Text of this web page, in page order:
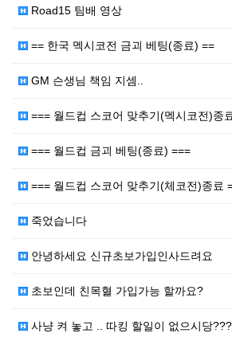
Road15 팀배 영상
== 한국 멕시코전 금괴 베팅(종료) ==
GM 슨생님 책임 지셈..
=== 월드컵 스코어 맞추기(멕시코전)종
=== 월드컵 금괴 베팅(종료) ===
=== 월드컵 스코어 맞추기(체코전)종료
죽었습니다
안녕하세요 신규초보가입인사드려요
초보인데 친목혈 가입가능 할까요?
사냥 켜 놓고 .. 따킹 할일이 없으시당???